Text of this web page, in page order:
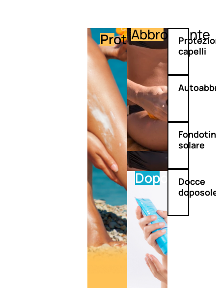
Protezione
Abbronzante
Doposole
capelli
solare
Docce
doposole